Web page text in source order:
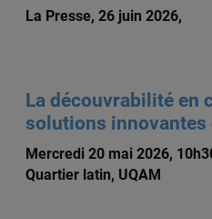
La Presse, 26 juin 2026,
La découvrabilité en
solutions innovantes
Mercredi 20 mai 2026,
Quartier latin, UQAM